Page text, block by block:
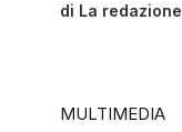
di La redazione
MULTIMEDIA